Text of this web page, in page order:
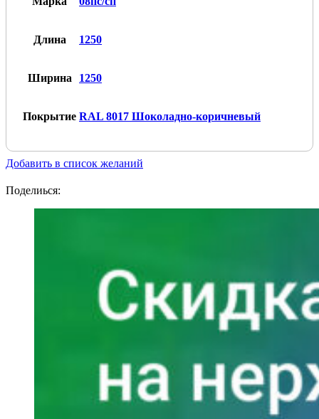
Длина 1250
Ширина 1250
Покрытие RAL 8017 Шоколадно-коричневый
Добавить в список желаний
Поделиься: